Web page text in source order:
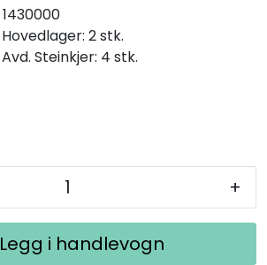
1430000
Hovedlager: 2 stk.
Avd. Steinkjer: 4 stk.
+
Legg i handlevogn